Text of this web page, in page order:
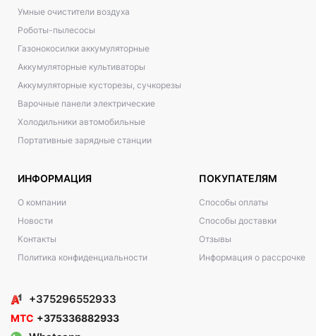
Умные очистители воздуха
Роботы-пылесосы
Газонокосилки аккумуляторные
Аккумуляторные культиваторы
Аккумуляторные кусторезы, сучкорезы
Варочные панели электрические
Холодильники автомобильные
Портативные зарядные станции
ИНФОРМАЦИЯ
О компании
Новости
Контакты
Политика конфиденциальности
ПОКУПАТЕЛЯМ
Способы оплаты
Способы доставки
Отзывы
Информация о рассрочке
+375296552933
МТС +375336882933